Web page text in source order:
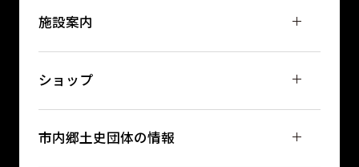
施設案内
ショップ
市内郷土史団体の情報